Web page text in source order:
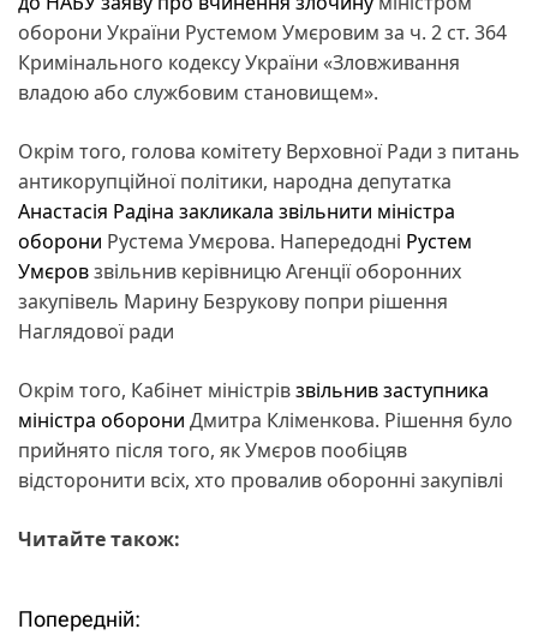
оборони України Рустемом Умєровим за ч. 2 ст. 364
Кримінального кодексу України «Зловживання
владою або службовим становищем».
Окрім того, голова комітету Верховної Ради з питань
антикорупційної політики, народна депутатка
Анастасія Радіна закликала звільнити міністра
оборони Рустема Умєрова. Напередодні Рустем
Умєровзвільнив керівницю Агенції оборонних
закупівель Марину Безрукову попри рішення
Наглядової ради
Окрім того, Кабінет міністрівзвільнив заступника
міністра оборони Дмитра Кліменкова. Рішення було
прийнято після того, як Умєров пообіцяв
відсторонити всіх, хто провалив оборонні закупівлі
Читайте також:
Н
Попередній: